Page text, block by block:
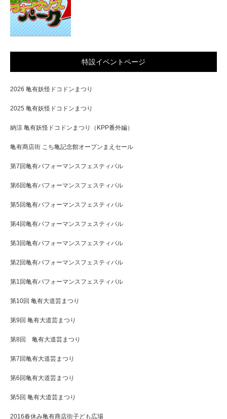
特設イベントページ
2026 亀有妖怪ドコドンまつり
2025 亀有妖怪ドコドンまつり
納涼 亀有妖怪ドコドンまつり（KPP番外編）
亀有商店街 こち亀記念館オープンまえセール
第7回亀有パフォーマンスフェスティバル
第6回亀有パフォーマンスフェスティバル
第5回亀有パフォーマンスフェスティバル
第4回亀有パフォーマンスフェスティバル
第3回亀有パフォーマンスフェスティバル
第2回亀有パフォーマンスフェスティバル
第1回亀有パフォーマンスフェスティバル
第10回 亀有大道芸まつり
第9回 亀有大道芸まつり
第8回 亀有大道芸まつり
第7回亀有大道芸まつり
第6回亀有大道芸まつり
第5回 亀有大道芸まつり
2016春休み亀有商店街子ども広場